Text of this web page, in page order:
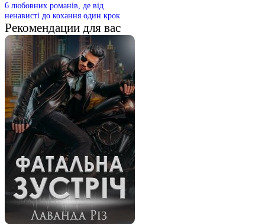
6 любовних романів, де від
ненависті до кохання один крок
Рекомендации для вас